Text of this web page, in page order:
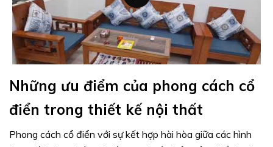
Những ưu điểm của phong cách cổ
điển trong thiết kế nội thất
Phong cách cổ điển với sự kết hợp hài hòa giữa các hình